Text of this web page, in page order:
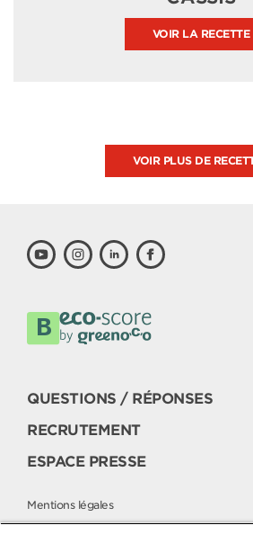
VOIR LA RECETTE
VOIR PLUS DE
QUESTIONS / RÉPONSES
RECRUTEMENT
ESPACE PRESSE
Mentions légales